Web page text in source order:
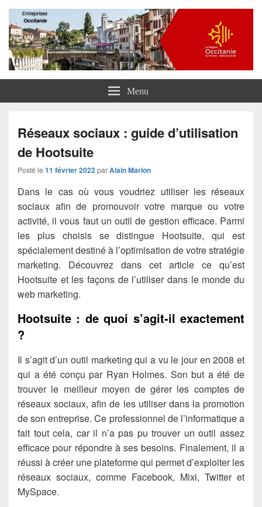
Entreprises Occitanie
Menu
Réseaux sociaux : guide d’utilisation
de Hootsuite
Posté le 11 février 2022 parAlain Marion
Dans le cas où vous voudriez utiliser les réseaux
sociaux afin de promouvoir votre marque ou votre
activité, il vous faut un outil de gestion efficace. Parmi
les plus choisis se distingue Hootsuite, qui est
spécialement destiné à l’optimisation de votre stratégie
marketing. Découvrez dans cet article ce qu’est
Hootsuite et les façons de l’utiliser dans le monde du
web marketing.
Hootsuite : de quoi s’agit-il exactement
?
Il s’agit d’un outil marketing qui a vu le jour en 2008 et
qui a été conçu par Ryan Holmes. Son but a été de
trouver le meilleur moyen de gérer les comptes de
réseaux sociaux, afin de les utiliser dans la promotion
de son entreprise. Ce professionnel de l’informatique a
fait tout cela, car il n’a pas pu trouver un outil assez
efficace pour répondreà ses besoins. Finalement, il a
réussi à créer une plateforme qui permet d’exploiter les
réseaux sociaux, comme Facebook, Mixi, Twitter et
MySpace.